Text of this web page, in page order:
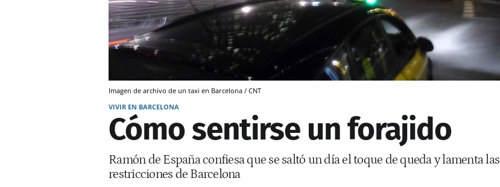
Imagen de archivo de un taxi en Barcelona / CNT
VIVIR EN BARCELONA
Cómo sentirse un forajido
Ramón de España confiesa que se saltó un día el toque de queda y lamenta las
restricciones de Barcelona